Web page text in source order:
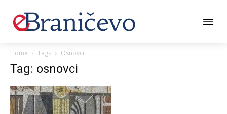
Home Tags Osnovci
Tag: osnovci